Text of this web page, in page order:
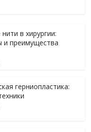
в хирургии:
и преимущества
герниопластика: